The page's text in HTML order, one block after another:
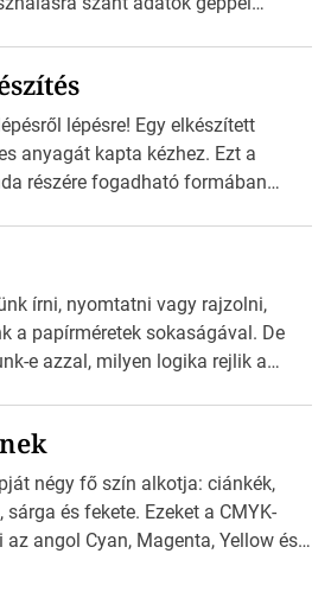
egy QR-kód-leolvasó
és dekódolni képes az URL-
a telefon böngészőjét a cég
után a felhasználó
lépésre! Egy elkészített
anyagát kapta kézhez. Ezt a
részére fogadható formában
*Hirdetés Minden
nyomdával, mielőtt elkezdjük a
az elkészült munka után
másképp kellett volna csinálni! […]
írni, nyomtatni vagy rajzolni,
a papírméretek sokaságával. De
e azzal, milyen logika rejlik a
a papírméretek izgalmas
téged, hogy jobban megértsd,
érdemes választanod a
világába A […]
négy fő szín alkotja: ciánkék,
és fekete. Ezeket a CMYK-
angol Cyan, Magenta, Yellow és